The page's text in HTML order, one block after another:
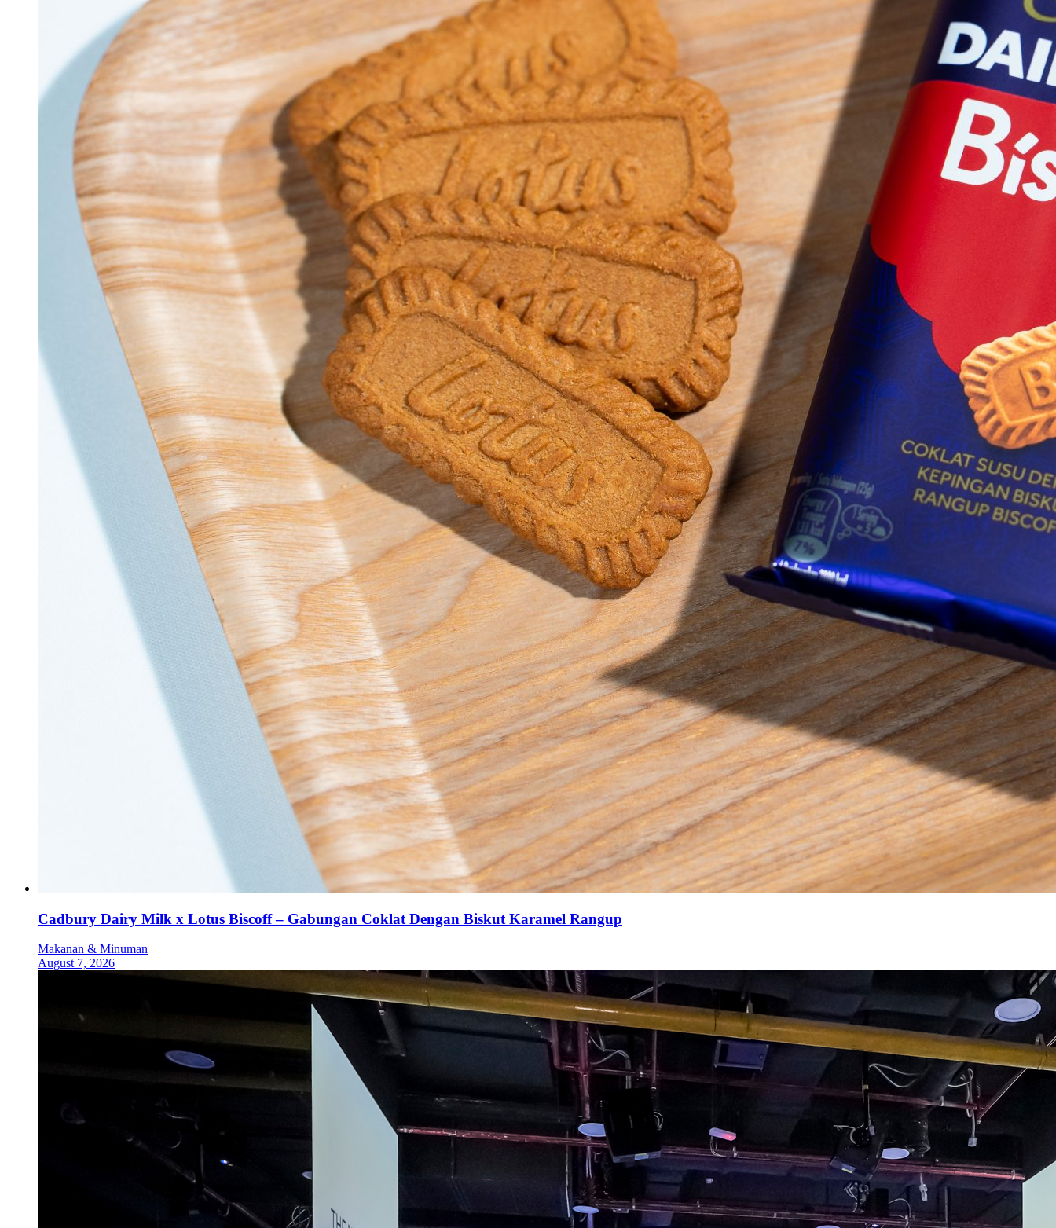
Cadbury Dairy Milk x Lotus Biscoff – Gabungan Coklat Dengan Biskut Karamel Rangup
Makanan & Minuman
August 7, 2026